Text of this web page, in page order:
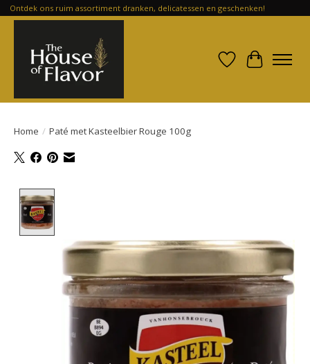
Ontdek ons ruim assortiment dranken, delicatessen en geschenken!
Verlanglijst
Home / Paté met Kasteelbier Rouge 100g